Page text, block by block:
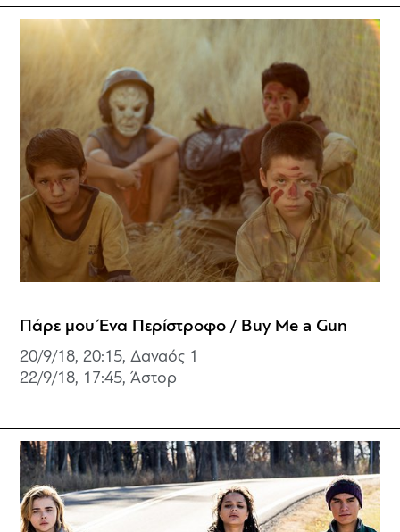
Πάρε μου Ένα Περίστροφο / Buy Me a Gun
20/9/18, 20:15, Δαναός 1
22/9/18, 17:45, Άστορ